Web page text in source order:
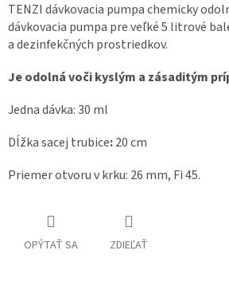
TENZI dávkovacia pumpa chemicky
dávkovacia pumpa pre veľké 5 litrové
a dezinfekčných prostriedkov.
Je odolná voči kyslým a zásaditým
Jedna dávka: 30 ml
Dĺžka sacej trubice:20 cm
Priemer otvoru v krku: 26 mm, Fi 45.
OPÝTAŤ SA ZDIEĽAŤ